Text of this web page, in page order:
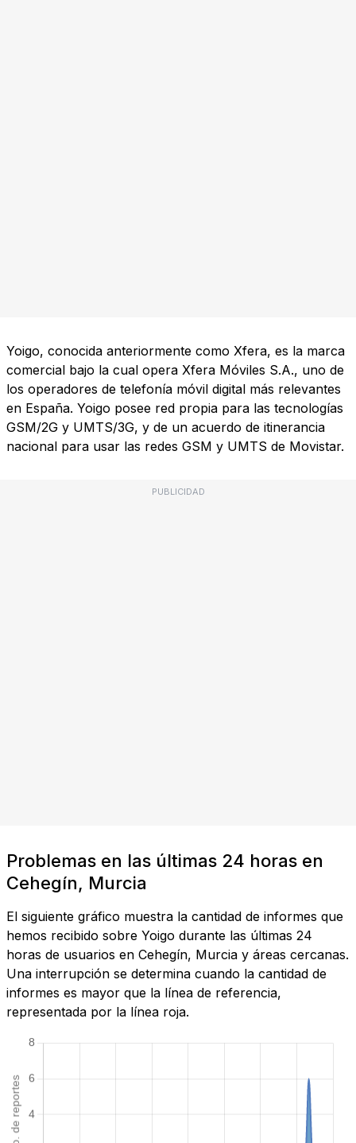
Yoigo, conocida anteriormente como Xfera, es la marca
comercial bajo la cual opera Xfera Móviles S.A., uno de
los operadores de telefonía móvil digital más relevantes
en España. Yoigo posee red propia para las tecnologías
GSM/2G y UMTS/3G, y de un acuerdo de itinerancia
nacional para usar las redes GSM y UMTS de Movistar.
PUBLICIDAD
Problemas en las últimas 24 horas en
Cehegín, Murcia
El siguiente gráfico muestra la cantidad de informes que
hemos recibido sobre Yoigo durante las últimas 24
horas de usuarios en Cehegín, Murcia y áreas cercanas.
Una interrupción se determina cuando la cantidad de
informes es mayor que la línea de referencia,
representada por la línea roja.